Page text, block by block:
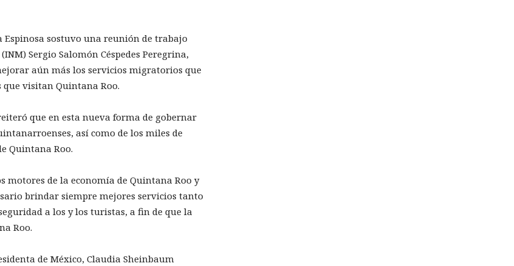
Espinosa sostuvo una reunión de trabajo
Sergio Salomón Céspedes Peregrina,
aún más los servicios migratorios que
visitan Quintana Roo.
que en esta nueva forma de gobernar
así como de los miles de
Quintana Roo.
de la economía de Quintana Roo y
brindar siempre mejores servicios tanto
a los y los turistas, a fin de que la
Roo.
de México, Claudia Sheinbaum